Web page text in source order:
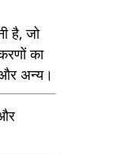
है, जो
का
और अन्य।